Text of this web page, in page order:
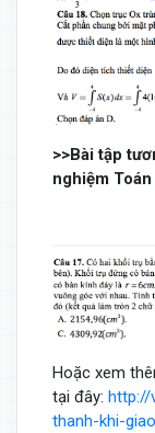
>>Bài tập
nghiệm Toán
Hoặc xem
tại đây: http://
thanh-khi-